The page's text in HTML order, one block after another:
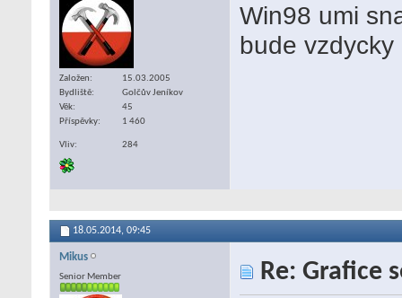
Založen
15.03.2005
Bydliště
Golčův Jeníkov
Věk
45
Příspěvky
1 460
Vliv 284
Win98 umi
bude
18.05.2014, 09:45
Mikus
Senior Member Re: Grafice